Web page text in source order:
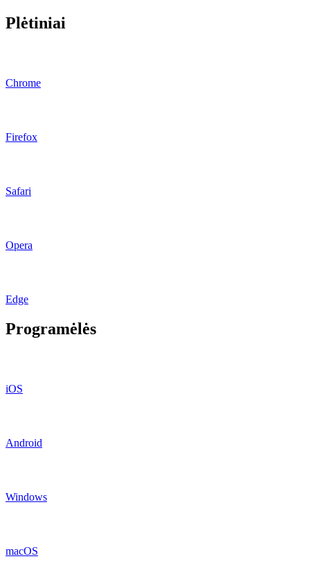
Plėtiniai
Chrome
Firefox
Safari
Opera
Edge
Programėlės
iOS
Android
Windows
macOS